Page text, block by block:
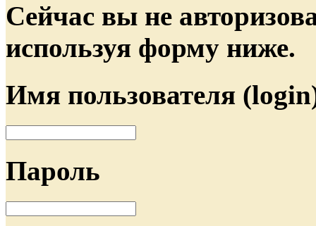
Сейчас вы не
используя форму ниже.
Имя пользователя
Пароль